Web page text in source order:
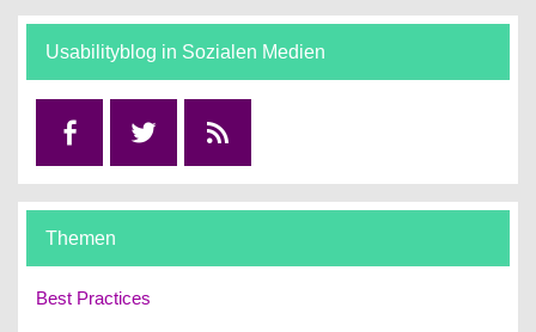
Usabilityblog in Sozialen Medien
Themen
Best Practices